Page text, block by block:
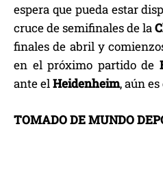
espera que pueda estar
cruce de semifinales de la
finales de abril y
en el próximo partido de
ante elHeidenheim, aún
TOMADO DE MUNDO